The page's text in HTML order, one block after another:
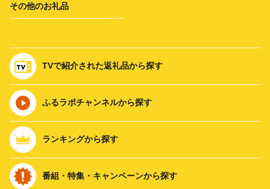
その他のお礼品
TVで紹介された返礼品から探す
ふるラボチャンネルから探す
ランキングから探す
番組・特集・キャンペーンから探す